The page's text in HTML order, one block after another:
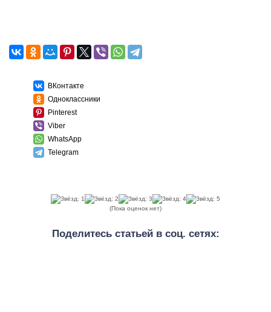
ВКонтакте
Одноклассники
Pinterest
Viber
WhatsApp
Telegram
(Пока оценок нет)
Поделитесь статьей в соц. сетях: